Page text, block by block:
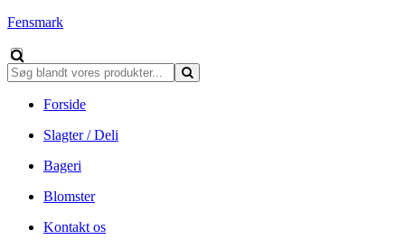
Fensmark
Forside
Slagter / Deli
Bageri
Blomster
Kontakt os